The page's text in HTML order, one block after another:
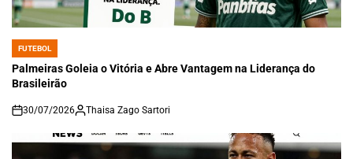
POSTED
IN
FUTEBOL
Palmeiras Goleia o Vitória e Abre Vantagem na Liderança do
Brasileirão
on
30/07/2026 Thaisa Zago Sartori